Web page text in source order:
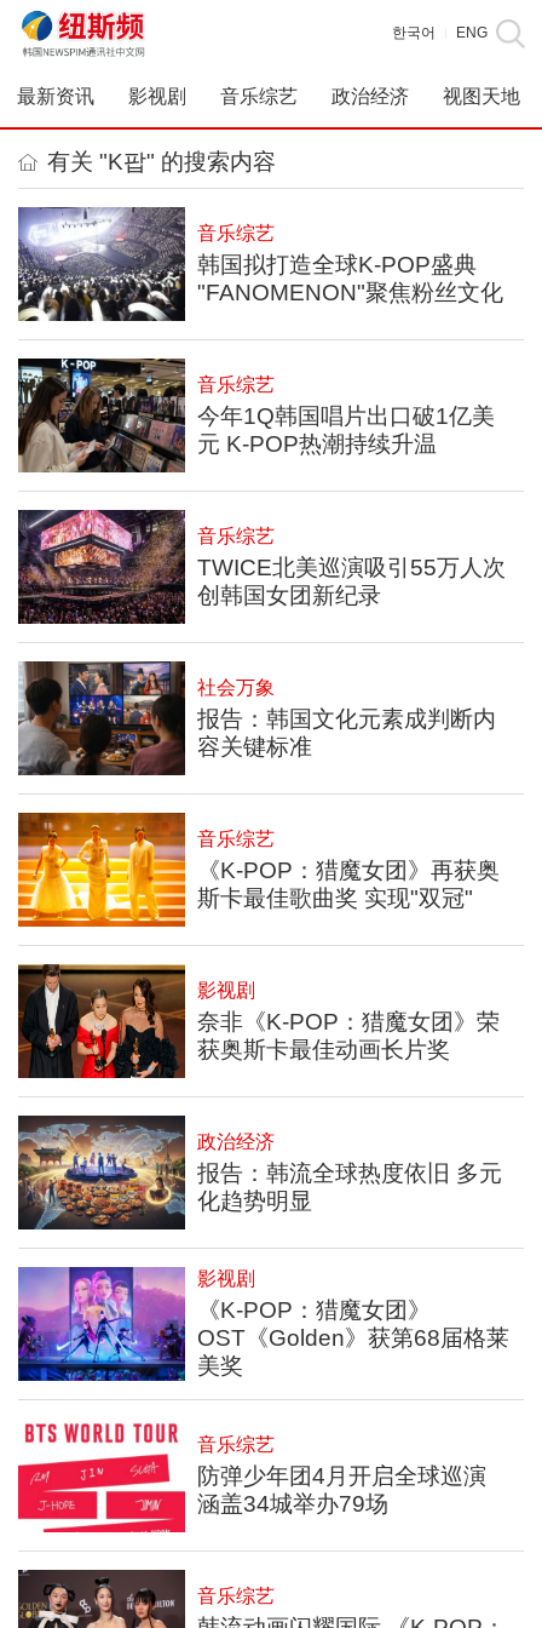
한국어 ENG
最新资讯 影视剧 音乐综艺 政治经济 视图天地
有关 "K팝" 的搜索内容
音乐综艺
韩国拟打造全球K-POP盛典
"FANOMENON"聚焦粉丝文化
音乐综艺
今年1Q韩国唱片出口破1亿美
元 K-POP热潮持续升温
音乐综艺
TWICE北美巡演吸引55万人次
创韩国女团新纪录
社会万象
报告：韩国文化元素成判断内
容关键标准
音乐综艺
《K-POP：猎魔女团》再获奥
斯卡最佳歌曲奖 实现"双冠"
影视剧
奈非《K-POP：猎魔女团》荣
获奥斯卡最佳动画长片奖
政治经济
报告：韩流全球热度依旧 多元
化趋势明显
影视剧
《K-POP：猎魔女团》
OST《Golden》获第68届格莱
美奖
音乐综艺
防弹少年团4月开启全球巡演
涵盖34城举办79场
音乐综艺